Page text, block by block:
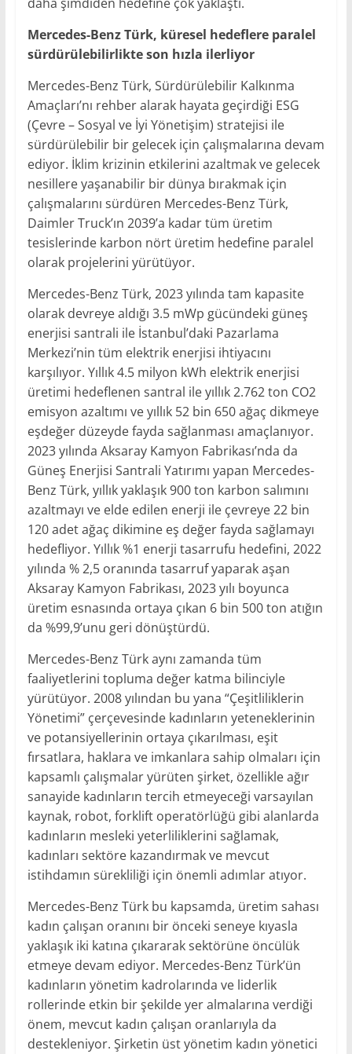
daha şimdiden hedefine çok yaklaştı.
Mercedes-Benz Türk, küresel hedeflere paralel
sürdürülebilirlikte son hızla ilerliyor
Mercedes-Benz Türk, Sürdürülebilir Kalkınma
Amaçları’nı rehber alarak hayata geçirdiği ESG
(Çevre – Sosyal ve İyi Yönetişim) stratejisi ile
sürdürülebilir bir gelecek için çalışmalarına devam
ediyor. İklim krizinin etkilerini azaltmak ve gelecek
nesillere yaşanabilir bir dünya bırakmak için
çalışmalarını sürdüren Mercedes-Benz Türk,
Daimler Truck’ın 2039’a kadar tüm üretim
tesislerinde karbon nört üretim hedefine paralel
olarak projelerini yürütüyor.
Mercedes-Benz Türk, 2023 yılında tam kapasite
olarak devreye aldığı 3.5 mWp gücündeki güneş
enerjisi santrali ile İstanbul’daki Pazarlama
Merkezi’nin tüm elektrik enerjisi ihtiyacını
karşılıyor. Yıllık 4.5 milyon kWh elektrik enerjisi
üretimi hedeflenen santral ile yıllık 2.762 ton CO2
emisyon azaltımı ve yıllık 52 bin 650 ağaç dikmeye
eşdeğer düzeyde fayda sağlanması amaçlanıyor.
2023 yılında Aksaray Kamyon Fabrikası’nda da
Güneş Enerjisi Santrali Yatırımı yapan Mercedes-
Benz Türk, yıllık yaklaşık 900 ton karbon salımını
azaltmayı ve elde edilen enerji ile çevreye 22 bin
120 adet ağaç dikimine eş değer fayda sağlamayı
hedefliyor. Yıllık %1 enerji tasarrufu hedefini, 2022
yılında % 2,5 oranında tasarruf yaparak aşan
Aksaray Kamyon Fabrikası, 2023 yılı boyunca
üretim esnasında ortaya çıkan 6 bin 500 ton atığın
da %99,9’unu geri dönüştürdü.
Mercedes-Benz Türk aynı zamanda tüm
faaliyetlerini topluma değer katma bilinciyle
yürütüyor. 2008 yılından bu yana “Çeşitliliklerin
Yönetimi” çerçevesinde kadınların yeteneklerinin
ve potansiyellerinin ortaya çıkarılması, eşit
fırsatlara, haklara ve imkanlara sahip olmaları için
kapsamlı çalışmalar yürüten şirket, özellikle ağır
sanayide kadınların tercih etmeyeceği varsayılan
kaynak, robot, forklift operatörlüğü gibi alanlarda
kadınların mesleki yeterliliklerini sağlamak,
kadınları sektöre kazandırmak ve mevcut
istihdamın sürekliliği için önemli adımlar atıyor.
Mercedes-Benz Türk bu kapsamda, üretim sahası
kadın çalışan oranını bir önceki seneye kıyasla
yaklaşık iki katına çıkararak sektörüne öncülük
etmeye devam ediyor. Mercedes-Benz Türk’ün
kadınların yönetim kadrolarında ve liderlik
rollerinde etkin bir şekilde yer almalarına verdiği
önem, mevcut kadın çalışan oranlarıyla da
destekleniyor. Şirketin üst yönetim kadın yönetici